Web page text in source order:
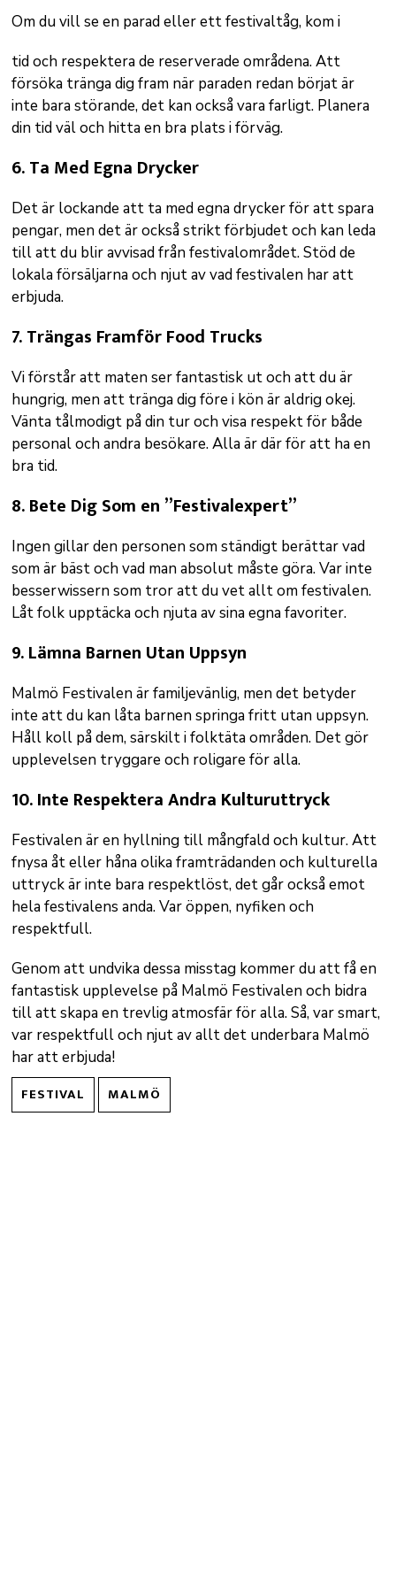
Om du vill se en parad eller ett festivaltåg, kom i
tid och respektera de reserverade områdena. Att
försöka tränga dig fram när paraden redan börjat är
inte bara störande, det kan också vara farligt. Planera
din tid väl och hitta en bra plats i förväg.
6.Ta Med Egna Drycker
Det är lockande att ta med egna drycker för att spara
pengar, men det är också strikt förbjudet och kan leda
till att du blir avvisad från festivalområdet. Stöd de
lokala försäljarna och njut av vad festivalen har att
erbjuda.
7.Trängas Framför Food Trucks
Vi förstår att maten ser fantastisk ut och att du är
hungrig, men att tränga dig före i kön är aldrig okej.
Vänta tålmodigt på din tur och visa respekt för både
personal och andra besökare. Alla är där för att ha en
bra tid.
8.Bete Dig Som en ”Festivalexpert”
Ingen gillar den personen som ständigt berättar vad
som är bäst och vad man absolut måste göra. Var inte
besserwissern som tror att du vet allt om festivalen.
Låt folk upptäcka och njuta av sina egna favoriter.
9.Lämna Barnen Utan Uppsyn
Malmö Festivalen är familjevänlig, men det betyder
inte att du kan låta barnen springa fritt utan uppsyn.
Håll koll på dem, särskilt i folktäta områden. Det gör
upplevelsen tryggare och roligare för alla.
10.Inte Respektera Andra Kulturuttryck
Festivalen är en hyllning till mångfald och kultur. Att
fnysa åt eller håna olika framträdanden och kulturella
uttryck är inte bara respektlöst, det går också emot
hela festivalens anda. Var öppen, nyfiken och
respektfull.
Genom att undvika dessa misstag kommer du att få en
fantastisk upplevelse på Malmö Festivalen och bidra
till att skapa en trevlig atmosfär för alla. Så, var smart,
var respektfull och njut av allt det underbara Malmö
har att erbjuda!
FESTIVAL MALMÖ